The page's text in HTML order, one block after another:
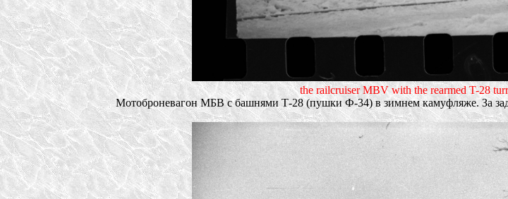
the railcruiser MBV with the rearmed T-28
Мотоброневагон МБВ с башнями Т-28 (пушки Ф-34) в зимнем камуфляже. За